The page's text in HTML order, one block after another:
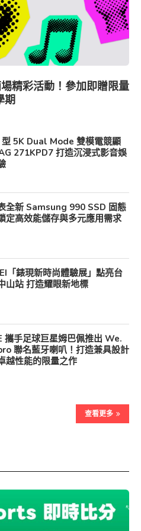
精彩活動！參加即贈限量
期
型 5K Dual Mode 雙模電競顯
271KPD7 打造沉浸式影音娛
全新 Samsung 990 SSD 固態
定高效能儲存與多元應用需求
「錶現新時尚體驗展」點亮台
山站 打造耀眼新地標
攜手足球巨星姆巴佩推出 We.
聯名藍牙喇叭！打造兼具設計
越性能的限量之作
查看更多